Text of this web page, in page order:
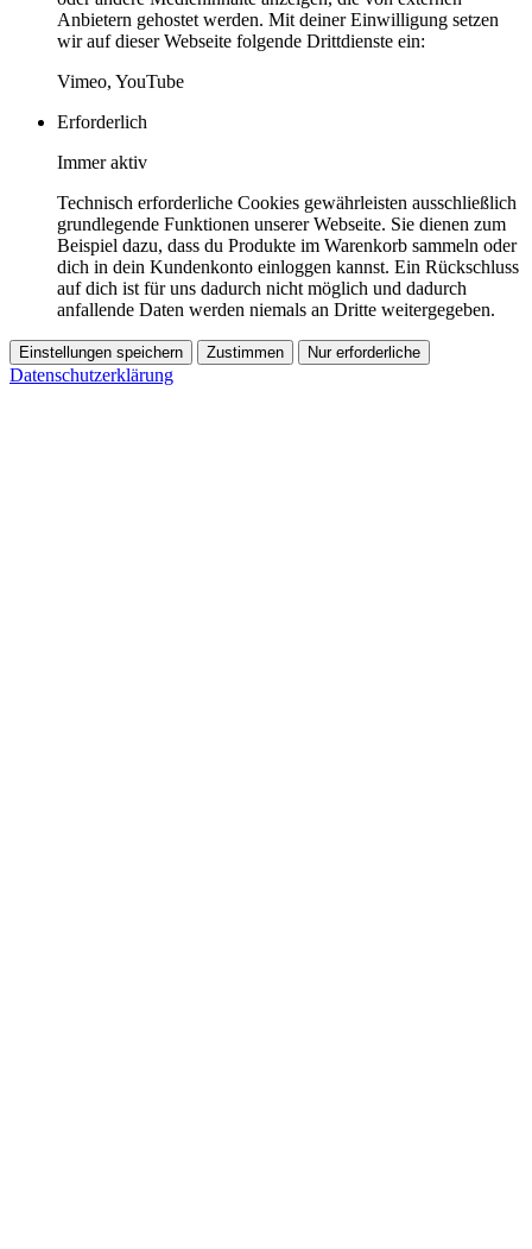
Anbietern gehostet werden. Mit deiner Einwilligung setzen
wir auf dieser Webseite folgende Drittdienste ein:
Vimeo, YouTube
Erforderlich
Immer aktiv
Technisch erforderliche Cookies gewährleisten ausschließlich
grundlegende Funktionen unserer Webseite. Sie dienen zum
Beispiel dazu, dass du Produkte im Warenkorb sammeln oder
dich in dein Kundenkonto einloggen kannst. Ein Rückschluss
auf dich ist für uns dadurch nicht möglich und dadurch
anfallende Daten werden niemals an Dritte weitergegeben.
Einstellungen speichern Zustimmen Nur erforderliche
Datenschutzerklärung